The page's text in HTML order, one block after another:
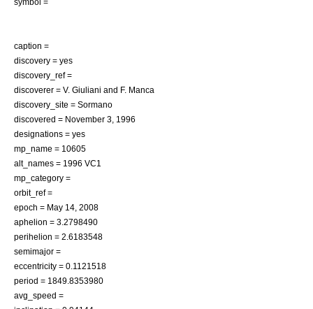
caption =
discovery = yes
discovery_ref =
discoverer = V. Giuliani and F. Manca
discovery_site = Sormano
discovered = November 3 1996
designations = yes
mp_name = 10605
alt_names = 1996 VC1
mp_category =
orbit_ref =
epoch = May 14 2008
aphelion = 3.2798490
perihelion = 2.6183548
semimajor =
eccentricity = 0.1121518
period = 1849.8353980
avg_speed =